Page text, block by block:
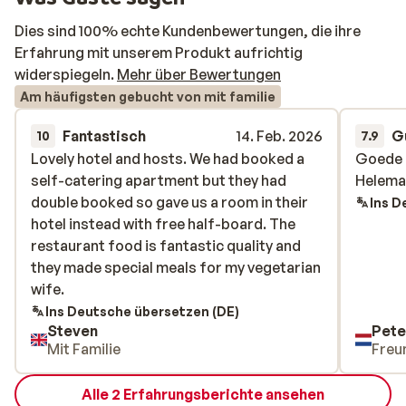
Dies sind 100% echte Kundenbewertungen, die ihre
Erfahrung mit unserem Produkt aufrichtig
widerspiegeln. Mehr über Bewertungen
Am häufigsten gebucht von mit familie
10 Fantastisch
14. Feb. 2026
Lovely hotel and hosts. We had booked a
self-catering apartment but they had
double booked so gave us a room in their
hotel instead with free half-board. The
restaurant food is fantastic quality and
they made special meals for my vegetarian
wife.
Lovely hotel and hosts. We had booked a
self-catering apartment but they had
double booked so gave us a room in their
hotel instead with free half-board. The
restaurant food is fantastic quality and
they made special meals for my vegetarian
wife.
Ins Deutsche übersetzen (DE)
Steven
Mit Familie
7.9
Ins
Alle 2 Erfahrungsberichte ansehen